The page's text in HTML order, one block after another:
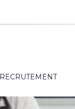
RECRUTEMENT